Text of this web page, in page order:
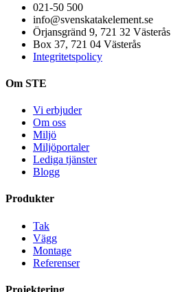
021-50 500
info@svenskatakelement.se
Örjansgränd 9, 721 32 Västerås
Box 37, 721 04 Västerås
Integritetspolicy
Om STE
Vi erbjuder
Om oss
Miljö
Miljöportaler
Lediga tjänster
Blogg
Produkter
Tak
Vägg
Montage
Referenser
Projektering